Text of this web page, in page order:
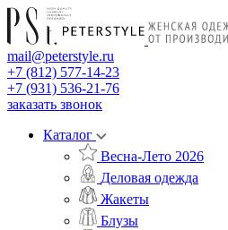
mail@peterstyle.ru
+7 (812) 577-14-23
+7 (931) 536-21-76
заказать звонок
Каталог
Весна-Лето 2026
Деловая одежда
Жакеты
Блузы